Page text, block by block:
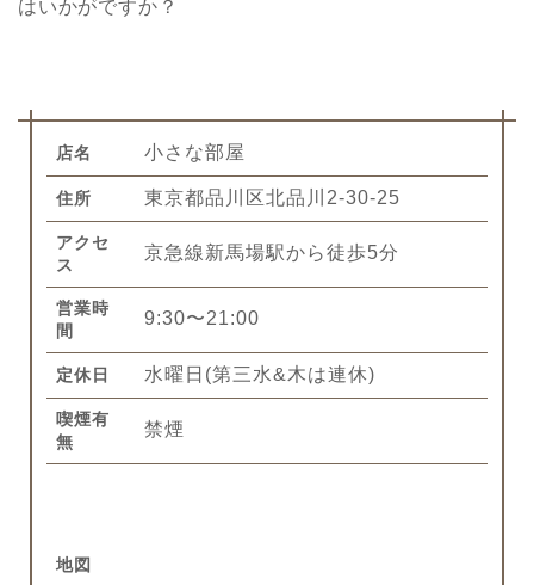
はいかがですか？
店名 小さな部屋
住所 東京都品川区北品川2-30-25
アクセ
ス
京急線新馬場駅から徒歩5分
営業時
間
9:30〜21:00
定休日 水曜日(第三水&木は連休)
喫煙有
無
禁煙
地図